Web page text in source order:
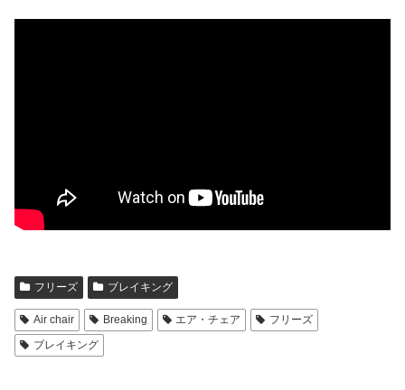
フリーズ ブレイキング
Air chair Breaking エア・チェア
フリーズ
ブレイキング